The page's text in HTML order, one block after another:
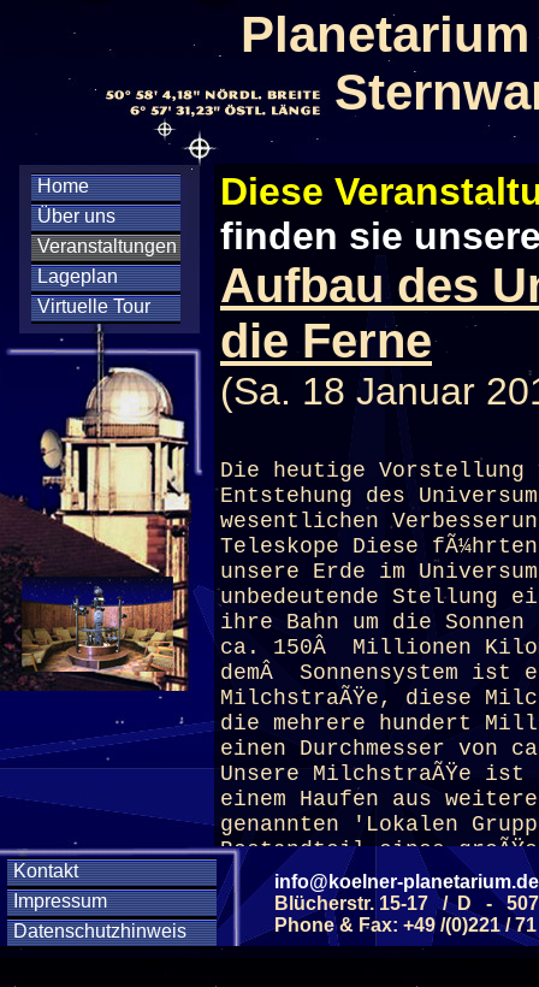
Home
Über uns
Veranstaltungen
Lageplan
Virtuelle Tour
Kontakt
Impressum
Datenschutzhinweis
Diese
finden sie
Aufbau des
die Ferne
(Sa. 18 Januar
Die heutige Vorstellung
Entstehung des
wesentlichen
Teleskope Diese
unsere Erde im
unbedeutende Stellung
ihre Bahn um die Sonnen
ca. 150Â Millionen
demÂ Sonnensystem
MilchstraÃŸe, diese
die mehrere hundert
einen Durchmesser von
Unsere MilchstraÃŸe
einem Haufen aus
genannten 'Lokalen
Bestandteil eines
aus mehreren Galaxien-
Superhaufen gibt es im
info@koelner-planetarium.de
Blücherstr. 15-17 / D -
Phone & Fax: +49 /(0)221 /